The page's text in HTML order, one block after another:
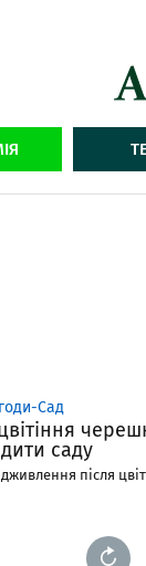
Сад
саду
після